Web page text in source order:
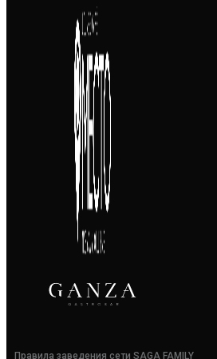
Правила заведения сети SAGA FAMILY